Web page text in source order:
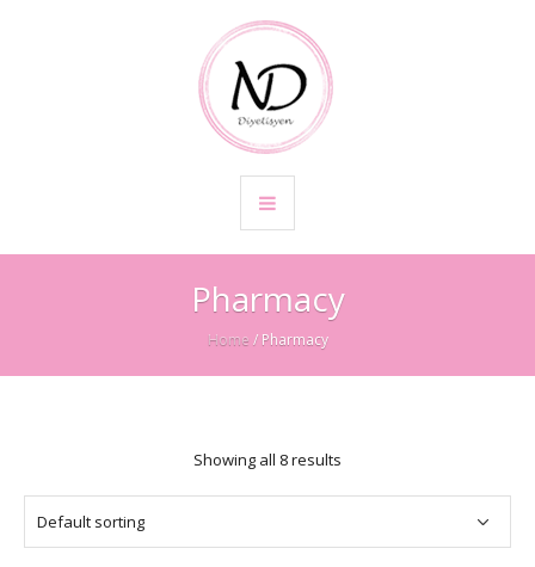
Pharmacy
Home / Pharmacy
Showing all 8 results